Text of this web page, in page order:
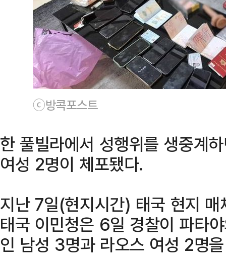
ⓒ방콕포스트
한 풀빌라에서 성행위를 생중계
여성 2명이 체포됐다.
지난 7일(현지시간) 태국 현지
태국 이민청은 6일 경찰이 파타
인 남성 3명과 라오스 여성 2명